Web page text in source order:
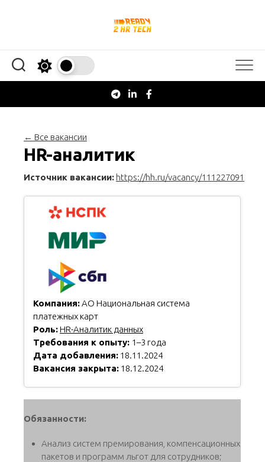
← Все вакансии
HR-аналитик
Источник вакансии: https://hh.ru/vacancy/111227091
Компания:АО Национальная система
платежных карт
Роль:HR-Аналитик данных
Требования к опыту: 1–3 года
Дата добавления: 18.11.2024
Вакансия закрыта: 18.12.2024
Обязанности:
Анализ систем премирования, компенсационных
пакетов и программ льгот для сотрудников;